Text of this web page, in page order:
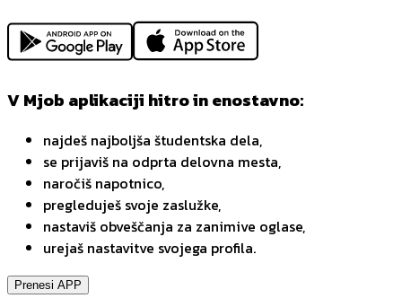
V Mjob aplikaciji hitro in enostavno:
najdeš najboljša študentska dela,
se prijaviš na odprta delovna mesta,
naročiš napotnico,
pregleduješ svoje zaslužke,
nastaviš obveščanja za zanimive oglase,
urejaš nastavitve svojega profila.
Prenesi APP